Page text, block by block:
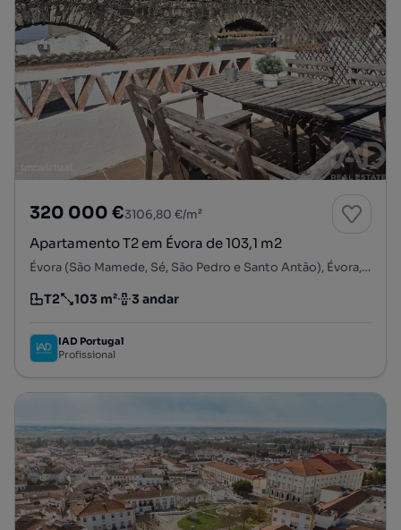
320 000 €3106,80 €/m²
Apartamento T2 em Évora de 103,1 m2
Évora (São Mamede, Sé, São Pedro e Santo Antão), Évora, Évora
Tipologia
T2
Preço por metro quadrado
103 m²
Andar 3 andar
IAD Portugal
Profissional